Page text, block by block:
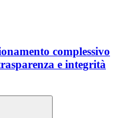
complessivo
e integrità